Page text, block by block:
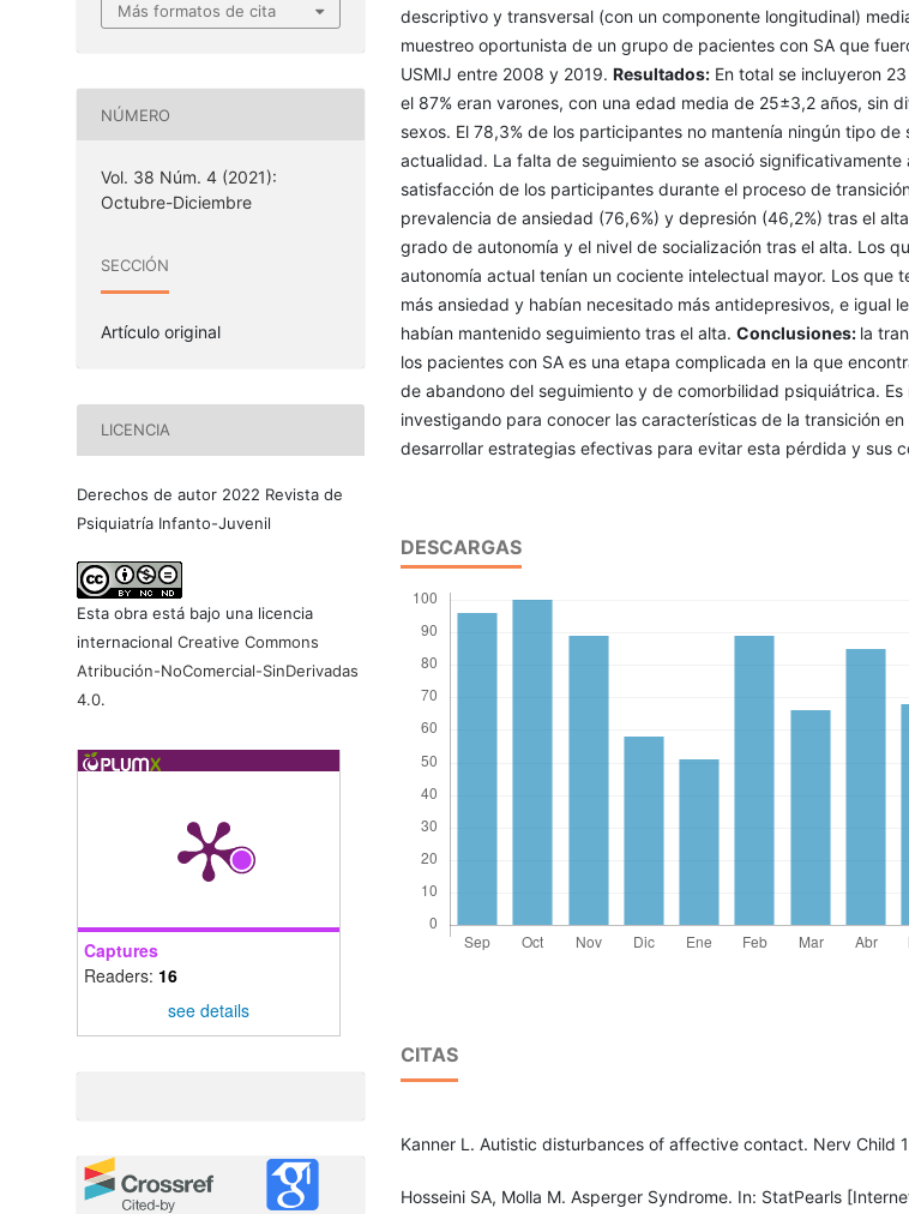
Más formatos de cita
NÚMERO
Vol. 38 Núm. 4 (2021):
Octubre-Diciembre
SECCIÓN
Artículo original
LICENCIA
Derechos de autor 2022 Revista de
Psiquiatría Infanto-Juvenil
Esta obra está bajo una licencia
internacional Creative Commons
Atribución-NoComercial-SinDerivadas
4.0.
Captures
Readers: 16
see details
descriptivo y transversal (con un componente longitudinal)
muestreo oportunista de un grupo de pacientes con SA que
USMIJ entre 2008 y 2019. Resultados:En total se incluyeron
el 87% eran varones, con una edad media de 25±3,2 años, sin
sexos. El 78,3% de los participantes no mantenía ningún tipo de
actualidad. La falta de seguimiento se asoció
satisfacción de los participantes durante el proceso de
prevalencia de ansiedad (76,6%) y depresión (46,2%) tras el
grado de autonomía y el nivel de socialización tras el alta. Los
autonomía actual tenían un cociente intelectual mayor. Los que
más ansiedad y habían necesitado más antidepresivos, e igual
habían mantenido seguimiento tras el alta. Conclusiones: la
los pacientes con SA es una etapa complicada en la que
de abandono del seguimiento y de comorbilidad psiquiátrica. Es
investigando para conocer las características de la transición
desarrollar estrategias efectivas para evitar esta pérdida y sus
DESCARGAS
CITAS
Kanner L. Autistic disturbances of affective contact. Nerv Child
Hosseini SA, Molla M. Asperger Syndrome. In: StatPearls